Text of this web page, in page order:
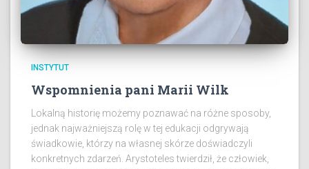
INSTYTUT
Wspomnienia pani Marii Wilk
Lokalną historię możemy poznawać na różne sposoby,
jednak najważniejszą rolę w tej edukacji odgrywają
świadkowie, którzy na własnej skórze doświadczyli
konkretnych zdarzeń. Arystoteles twierdził, że człowiek,